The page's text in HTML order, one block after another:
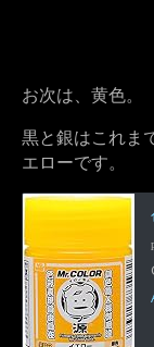
お次は、黄色。
黒と銀はこれま
エローです。